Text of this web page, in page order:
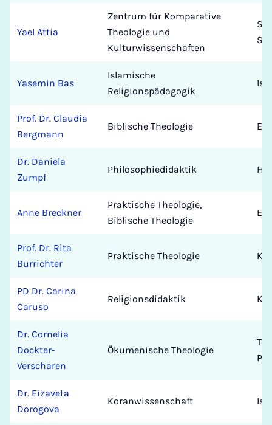
Yael Attia
Zentrum für Komparative
Theologie und
Kulturwissenschaften
Yasemin Bas
Islamische
Religionspädagogik
Prof. Dr. Claudia
Bergmann
Biblische Theologie
Dr. Daniela
Zumpf
Philosophiedidaktik
Anne Breckner
Praktische Theologie,
Biblische Theologie
Prof. Dr. Rita
Burrichter
Praktische Theologie
PD Dr. Carina
Caruso
Religionsdidaktik
Dr. Cornelia
Dockter-
Verscharen
Ökumenische Theologie
Dr. Eizaveta
Dorogova
Koranwissenschaft